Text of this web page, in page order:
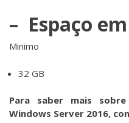
– Espaço
Minimo
32 GB
Para saber mais
Windows Server 2016,